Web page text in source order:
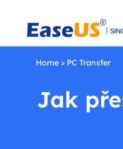
EaseUS
Home > PC Transfer
Jak